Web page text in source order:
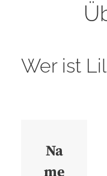
Wer ist
Na
me